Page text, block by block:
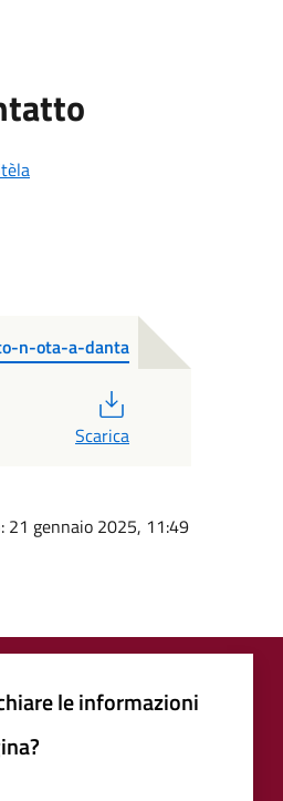
n-ota-a-danta
Scarica
: 21 gennaio 2025, 11:49
le informazioni